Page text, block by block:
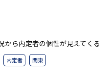
から内定者の個性が見えてくる
内定者 関東